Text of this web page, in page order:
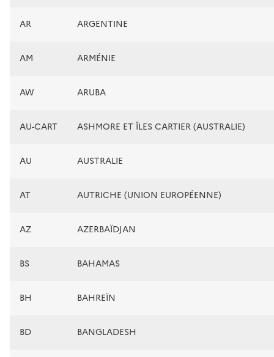
AR ARGENTINE
AM ARMÉNIE
AW ARUBA
AU-CART ASHMORE ET ÎLES CARTIER (AUSTRALIE)
AU AUSTRALIE
AT AUTRICHE (UNION EUROPÉENNE)
AZ AZERBAÏDJAN
BS BAHAMAS
BH BAHREÏN
BD BANGLADESH